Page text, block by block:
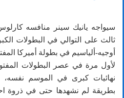
سيواجه يانيك سينر منافسه
ثالث على التوالي في البطولات
أوجيه-ألياسيم في بطولة أميركا
لأول مرة في عصر البطولات
نهائيات كبرى في الموسم نفسه،
بطريقة لم نشهدها حتى في ذروة